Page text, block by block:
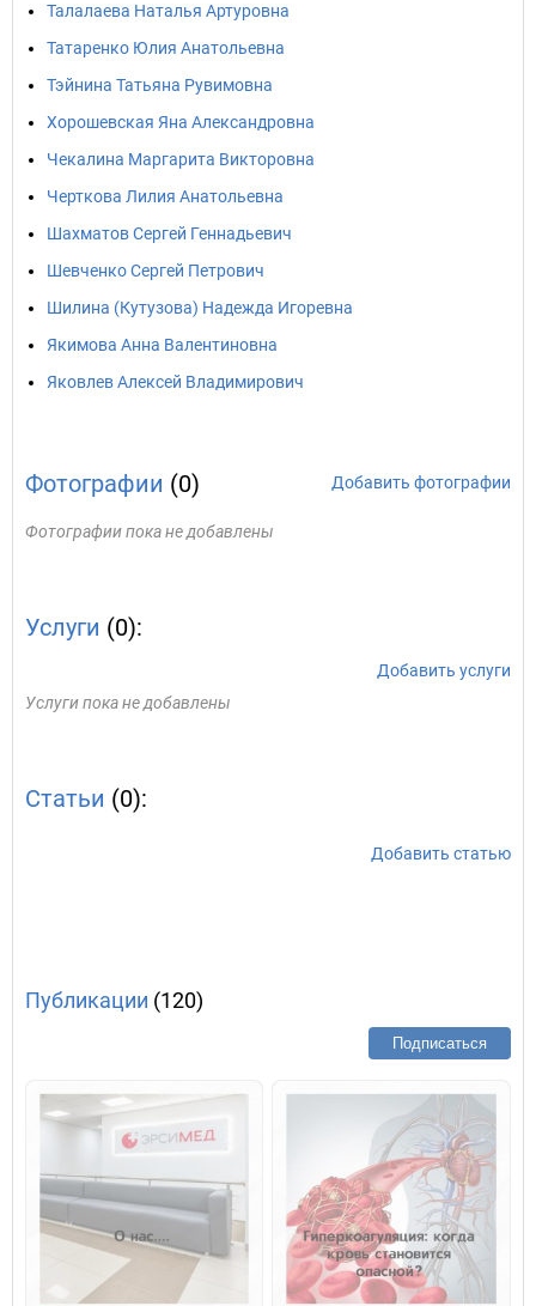
Талалаева Наталья Артуровна
Татаренко Юлия Анатольевна
Тэйнина Татьяна Рувимовна
Хорошевская Яна Александровна
Чекалина Маргарита Викторовна
Черткова Лилия Анатольевна
Шахматов Сергей Геннадьевич
Шевченко Сергей Петрович
Шилина (Кутузова) Надежда Игоревна
Якимова Анна Валентиновна
Яковлев Алексей Владимирович
Фотографии (0) Добавить фотографии
Фотографии пока не добавлены
Услуги (0):
Добавить услуги
Услуги пока не добавлены
Статьи (0):
Добавить статью
Публикации (120)
Подписаться